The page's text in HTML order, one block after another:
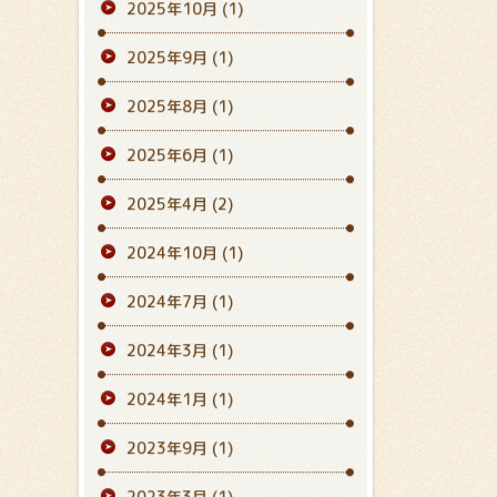
2025年10月 (1)
2025年9月 (1)
2025年8月 (1)
2025年6月 (1)
2025年4月 (2)
2024年10月 (1)
2024年7月 (1)
2024年3月 (1)
2024年1月 (1)
2023年9月 (1)